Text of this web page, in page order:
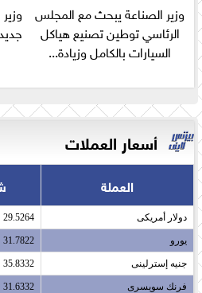
وزير الصناعة يبحث مع المجلس
الرئاسي توطين تصنيع هياكل
السيارات بالكامل وزيادة...
أسعار العملات
العملة
دولار أمريكى​ 29.5264
يورو​ 31.7822
جنيه إسترلينى​ 35.8332
فرنك سويسرى​ 31.6332